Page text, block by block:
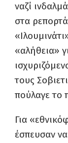
ναζί
στα
«αλήθεια»
τους
πούλαγε το
Για
έσπευσαν